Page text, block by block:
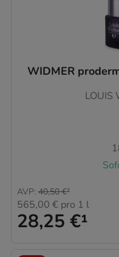
WIDMER
LOUIS
28,25 €¹
AVP: 40,50 €²
565,00 € pro 1 l